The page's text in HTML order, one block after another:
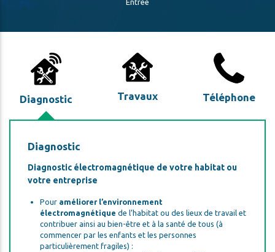
Entrée
Diagnostic Travaux Téléphone
Diagnostic
Diagnostic électromagnétique de votre habitat ou
votre entreprise
Pour améliorer l’environnement
électromagnétique de l’habitat ou des lieux de travail et
contribuer ainsi au bien-être et à la santé de tous (à
commencer par les enfants et les personnes
particulièrement fragiles) :